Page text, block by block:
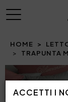
ACCETTI I
MENU
HOME
TRAPUNTA